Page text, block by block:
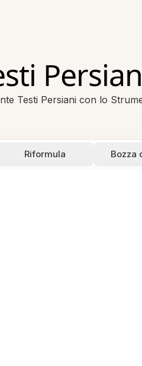
Testi Persiani con lo
Riformula Bozza